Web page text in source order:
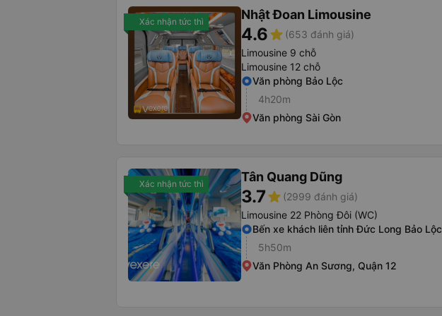
Xác nhận tức thì Nhật Đoan Limousine
4.6star (653 đánh giá)
Limousine 9 chỗ
Limousine 12 chỗ
Văn phòng Bảo Lộc
4h20m
Văn phòng Sài Gòn
Xác nhận tức thì Tân Quang Dũng
3.7star (2999 đánh giá)
Limousine 22 Phòng Đôi (WC)
Bến xe khách liên tỉnh Đức Long Bảo Lộc
5h50m
Văn Phòng An Sương, Quận 12